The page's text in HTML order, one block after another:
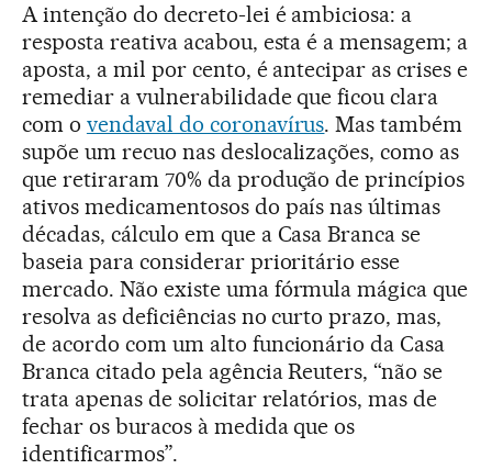
A intenção do decreto-lei é ambiciosa: a
resposta reativa acabou, esta é a mensagem; a
aposta, a mil por cento, é antecipar as crises e
remediar a vulnerabilidade que ficou clara
com o vendaval do coronavírus. Mas também
supõe um recuo nas deslocalizações, como as
que retiraram 70% da produção de princípios
ativos medicamentosos do país nas últimas
décadas, cálculo em que a Casa Branca se
baseia para considerar prioritário esse
mercado. Não existe uma fórmula mágica que
resolva as deficiências no curto prazo, mas,
de acordo com um alto funcionário da Casa
Branca citado pela agência Reuters, “não se
trata apenas de solicitar relatórios, mas de
fechar os buracos à medida que os
identificarmos”.